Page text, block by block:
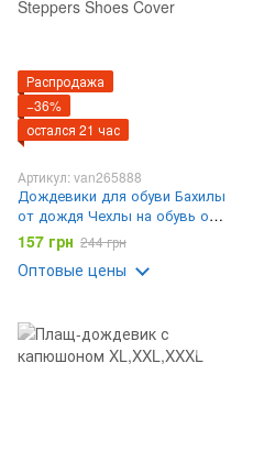
Распродажа
−36%
остался 21 час
Артикул: van265888
Дождевики для обуви Бахилы
от дождя Чехлы на обувь от
дождя Dry Steppers Shoes
Cover
157 грн 244 грн
Оптовые цены